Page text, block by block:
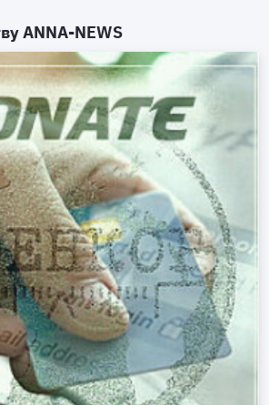
ANNA-NEWS